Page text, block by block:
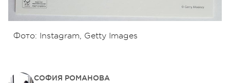
Фото: Instagram, Getty Images
СОФИЯ РОМАНОВА